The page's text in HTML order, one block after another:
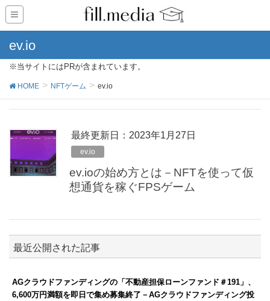
ev.io
※当サイトにはPRが含まれています。
HOME NFTゲーム ev.io
最終更新日：2023年1月27日
ev.io
ev.ioの始め方とは－NFTを使って仮
想通貨を稼ぐFPSゲーム
最近公開された記事
AGクラウドファンディングの「不動産担保ローンファンド＃191」、
6,600万円満額を即日で集め募集終了－AGクラウドファンディング投